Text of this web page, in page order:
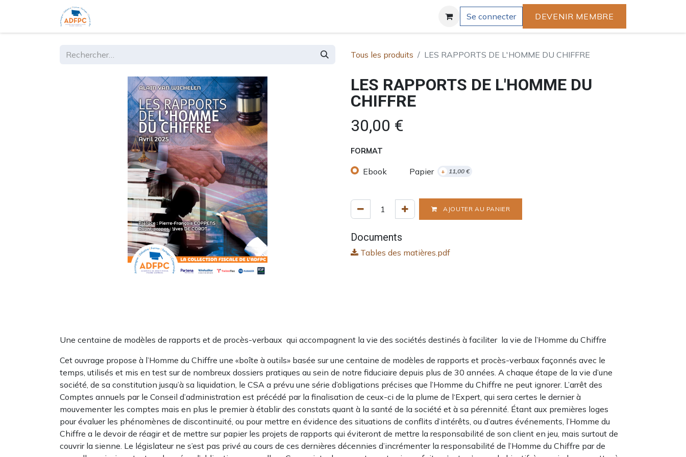
Se connecter DEVENIR MEMBRE
Tous les produits LES RAPPORTS DE L'HOMME DU CHIFFRE
LES RAPPORTS DE L'HOMME DU
CHIFFRE
30,00 €
FORMAT
Ebook Papier + 11,00 €
AJOUTER AU PANIER
Documents
Tables des matières.pdf
Une centaine de modèles de rapports et de procès-verbaux qui accompagnent la vie des sociétés destinés à faciliter la vie de l’Homme du Chiffre
Cet ouvrage propose à l’Homme du Chiffre une «boîte à outils» basée sur une centaine de modèles de rapports et procès-verbaux façonnés avec le
temps, utilisés et mis en test sur de nombreux dossiers pratiques au sein de notre fiduciaire depuis plus de 30 années. A chaque étape de la vie d’une
société, de sa constitution jusqu’à sa liquidation, le CSA a prévu une série d’obligations précises que l’Homme du Chiffre ne peut ignorer. L’arrêt des
Comptes annuels par le Conseil d’administration est précédé par la finalisation de ceux-ci de la plume de l‘Expert, qui sera certes le dernier à
mouvementer les comptes mais en plus le premier à établir des constats quant à la santé de la société et à sa pérennité. Étant aux premières loges
pour évaluer les phénomènes de discontinuité, ou pour mettre en évidence des situations de conflits d’intérêts, ou d’autres événements, l’Homme du
Chiffre a le devoir de réagir et de mettre sur papier les projets de rapports qui éviteront de mettre la responsabilité de son client en jeu, mais surtout de
couvrir la sienne. Le législateur ne s’est pas privé au cours de ces dernières décennies d’incrémenter la responsabilité de l’Homme du Chiffre par de